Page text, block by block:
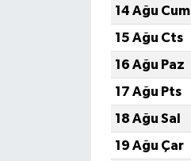
14 Ağu Cum
15 Ağu Cts
16 Ağu Paz
17 Ağu Pts
18 Ağu Sal
19 Ağu Çar